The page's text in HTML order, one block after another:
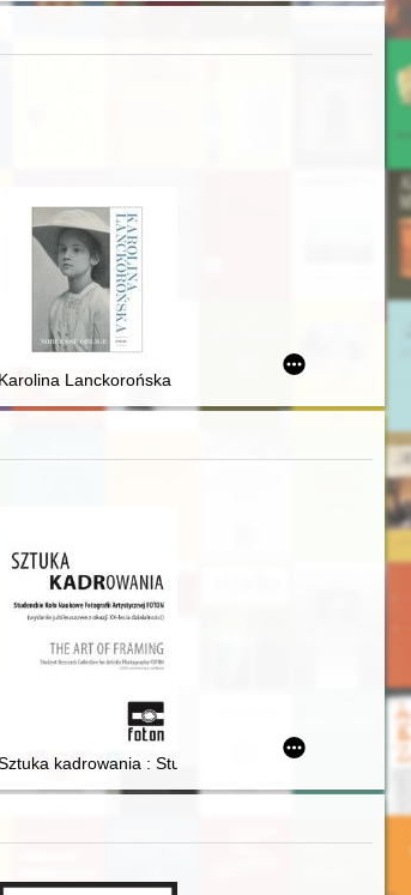
regionu
i psychologia ludobójstwa
Karolina Lanckorońska : noblesse oblige : eseje
historyczno-językoznawcza) = Women's
kadrowania : Studenckie Koło Naukowe